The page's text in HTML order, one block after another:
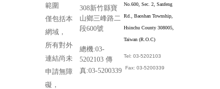
範圍
僅包括本
網域，
所有對外
連結尚未
申請無障
礙，
308新竹縣寶
山鄉三峰路二
段600號
總機:03-
5202103 傳
真:03-5200339
No.600, Sec. 2, Sanfeng
Rd., Baoshan Township,
Hsinchu County 308005,
Taiwan (R.O.C)
Tel: 03-5202103
Fax: 03-5200339